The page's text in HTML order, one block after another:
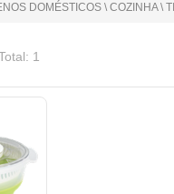
DOMÉSTICOS \ COZINHA \
1